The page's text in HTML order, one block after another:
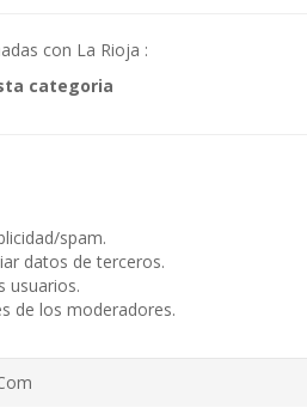
con La Rioja :
categoria
spam.
datos de terceros.
usuarios.
de los moderadores.